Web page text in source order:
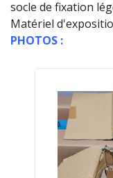
socle de fixation
Matériel
PHOTOS :